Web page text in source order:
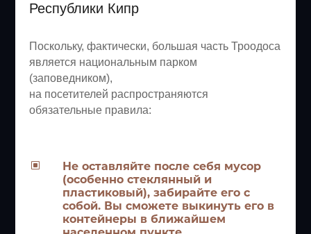
Республики Кипр
Поскольку, фактически, большая часть Троодоса
является национальным парком
(заповедником),
на посетителей распространяются
обязательные правила:
W
Не оставляйте после себя мусор
(особенно стеклянный и
пластиковый), забирайте его с
собой. Вы сможете выкинуть его в
контейнеры в ближайшем